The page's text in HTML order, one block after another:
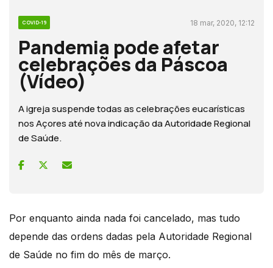
COVID-19 18 mar, 2020, 12:12
Pandemia pode afetar
celebrações da Páscoa
(Vídeo)
A igreja suspende todas as celebrações eucarísticas
nos Açores até nova indicação da Autoridade Regional
de Saúde.
Por enquanto ainda nada foi cancelado, mas tudo
depende das ordens dadas pela Autoridade Regional
de Saúde no fim do mês de março.